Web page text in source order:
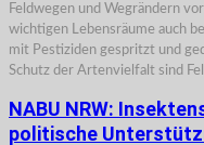
Feldwegen und Wegrändern
wichtigen Lebensräume auch
mit Pestiziden gespritzt und
Schutz der Artenvielfalt sind
NABU NRW:
politische